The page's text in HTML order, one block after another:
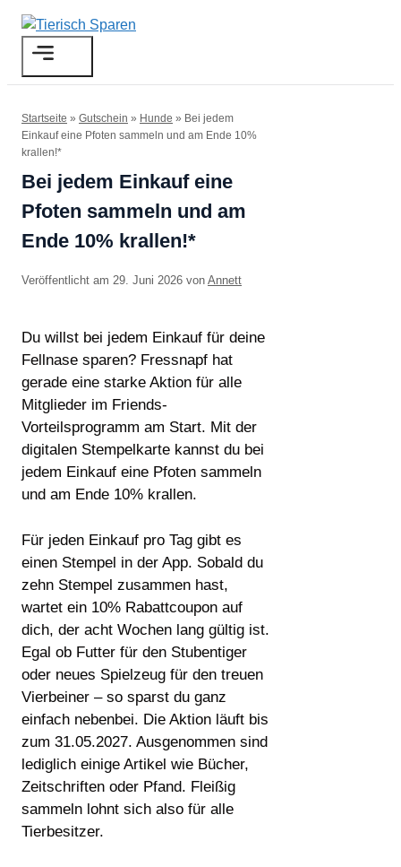
Zum
Inhalt
springen
Startseite » Gutschein » Hunde » Bei jedem
Einkauf eine Pfoten sammeln und am Ende 10%
krallen!*
Bei jedem Einkauf eine
Pfoten sammeln und am
Ende 10% krallen!*
29. Juni 2026 von Annett
Du willst bei jedem Einkauf für deine
Fellnase sparen? Fressnapf hat
gerade eine starke Aktion für alle
Mitglieder im Friends-
Vorteilsprogramm am Start. Mit der
digitalen Stempelkarte kannst du bei
jedem Einkauf eine Pfoten sammeln
und am Ende 10% krallen.
Für jeden Einkauf pro Tag gibt es
einen Stempel in der App. Sobald du
zehn Stempel zusammen hast,
wartet ein 10% Rabattcoupon auf
dich, der acht Wochen lang gültig ist.
Egal ob Futter für den Stubentiger
oder neues Spielzeug für den treuen
Vierbeiner – so sparst du ganz
einfach nebenbei. Die Aktion läuft bis
zum 31.05.2027. Ausgenommen sind
lediglich einige Artikel wie Bücher,
Zeitschriften oder Pfand. Fleißig
sammeln lohnt sich also für alle
Tierbesitzer.